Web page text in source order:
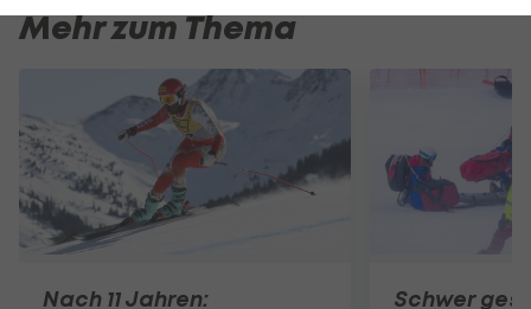
Mehr zum Thema
Nach 11 Jahren:
Schwer